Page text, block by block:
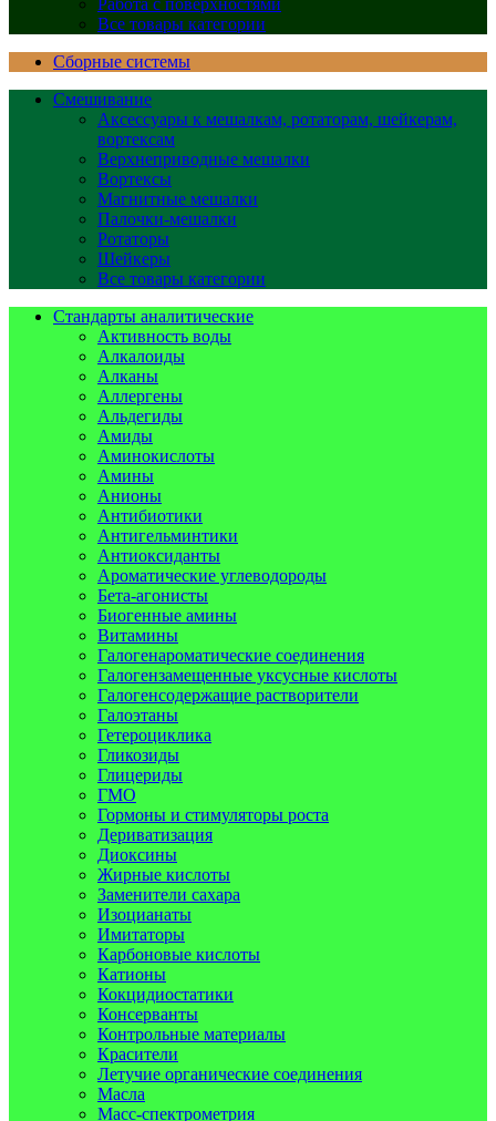
Работа с поверхностями
Все товары категории
Сборные системы
Смешивание
Аксессуары к мешалкам, ротаторам, шейкерам,
вортексам
Верхнеприводные мешалки
Вортексы
Магнитные мешалки
Палочки-мешалки
Ротаторы
Шейкеры
Все товары категории
Стандарты аналитические
Активность воды
Алкалоиды
Алканы
Аллергены
Альдегиды
Амиды
Аминокислоты
Амины
Анионы
Антибиотики
Антигельминтики
Антиоксиданты
Ароматические углеводороды
Бета-агонисты
Биогенные амины
Витамины
Галогенароматические соединения
Галогензамещенные уксусные кислоты
Галогенсодержащие растворители
Галоэтаны
Гетероциклика
Гликозиды
Глицериды
ГМО
Гормоны и стимуляторы роста
Дериватизация
Диоксины
Жирные кислоты
Заменители сахара
Изоцианаты
Имитаторы
Карбоновые кислоты
Катионы
Кокцидиостатики
Консерванты
Контрольные материалы
Красители
Летучие органические соединения
Масла
Масс-спектрометрия